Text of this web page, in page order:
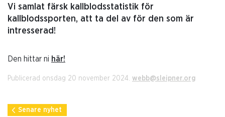
Vi samlat färsk kallblodsstatistik för
kallblodssporten, att ta del av för den som är
intresserad!
Den hittar ni här!
Publicerad onsdag 20 november 2024. webb@sleipner.org
Senare nyhet